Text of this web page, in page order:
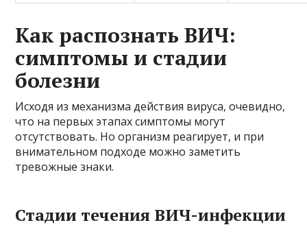
Как распознать ВИЧ:
симптомы и стадии
болезни
Исходя из механизма действия вируса, очевидно,
что на первых этапах симптомы могут
отсутствовать. Но организм реагирует, и при
внимательном подходе можно заметить
тревожные знаки.
Стадии течения ВИЧ-инфекции